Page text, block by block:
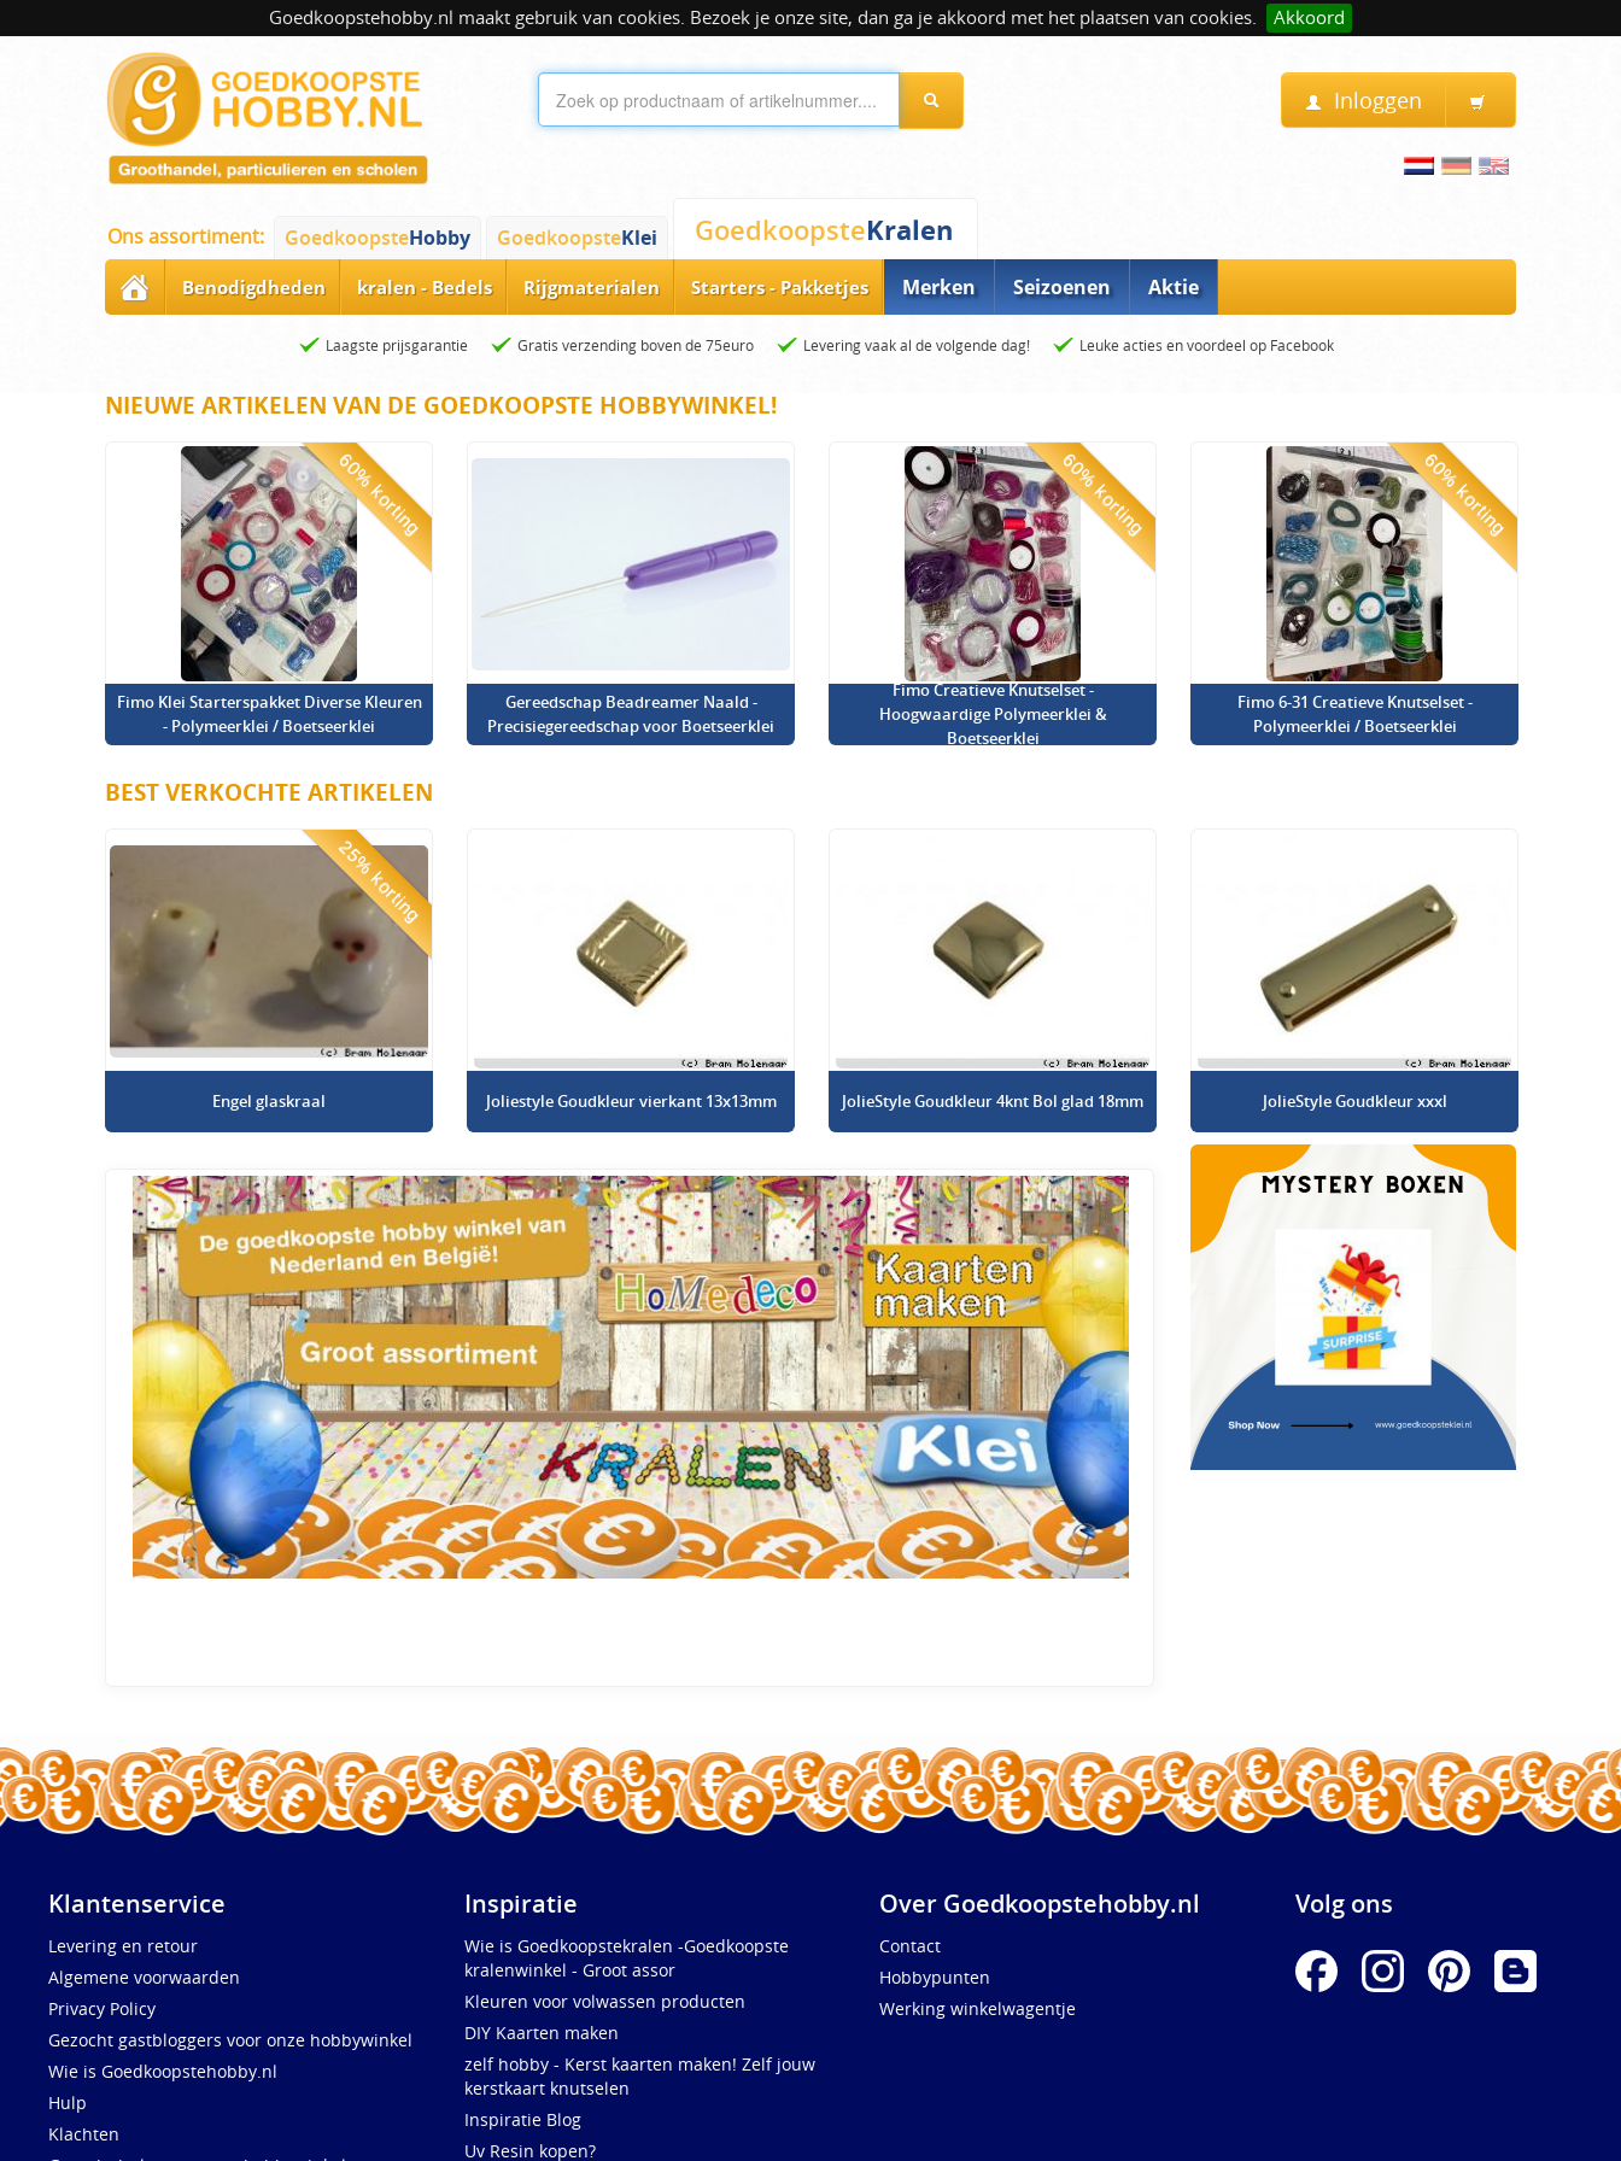
Goedkoopstehobby.nl maakt gebruik van cookies. Bezoek je onze site, dan ga je akkoord met het plaatsen van cookies. Akkoord
Inloggen
Ons assortiment: GoedkoopsteHobby GoedkoopsteKlei GoedkoopsteKralen
Benodigdheden kralen - Bedels Rijgmaterialen Starters - Pakketjes Merken Seizoenen Aktie
Laagste prijsgarantie Gratis verzending boven de 75euro Levering vaak al de volgende dag! Leuke acties en voordeel op Facebook
NIEUWE ARTIKELEN VAN DE GOEDKOOPSTE HOBBYWINKEL!
60% korting
Fimo Klei Starterspakket Diverse Kleuren
- Polymeerklei / Boetseerklei
Gereedschap Beadreamer Naald -
Precisiegereedschap voor Boetseerklei
60% korting
Fimo Creatieve Knutselset -
Hoogwaardige Polymeerklei &
Boetseerklei
60% korting
Fimo 6-31 Creatieve Knutselset -
Polymeerklei / Boetseerklei
BEST VERKOCHTE ARTIKELEN
25% korting
Engel glaskraal Joliestyle Goudkleur vierkant 13x13mm JolieStyle Goudkleur 4knt Bol glad 18mm JolieStyle Goudkleur xxxl
Klantenservice
Levering en retour
Algemene voorwaarden
Privacy Policy
Gezocht gastbloggers voor onze hobbywinkel
Wie is Goedkoopstehobby.nl
Hulp
Klachten
Inspiratie
Wie is Goedkoopstekralen -Goedkoopste
kralenwinkel - Groot assor
Kleuren voor volwassen producten
DIY Kaarten maken
zelf hobby - Kerst kaarten maken! Zelf jouw
kerstkaart knutselen
Inspiratie Blog
Uv Resin kopen?
Over Goedkoopstehobby.nl
Contact
Hobbypunten
Werking winkelwagentje
Volg ons